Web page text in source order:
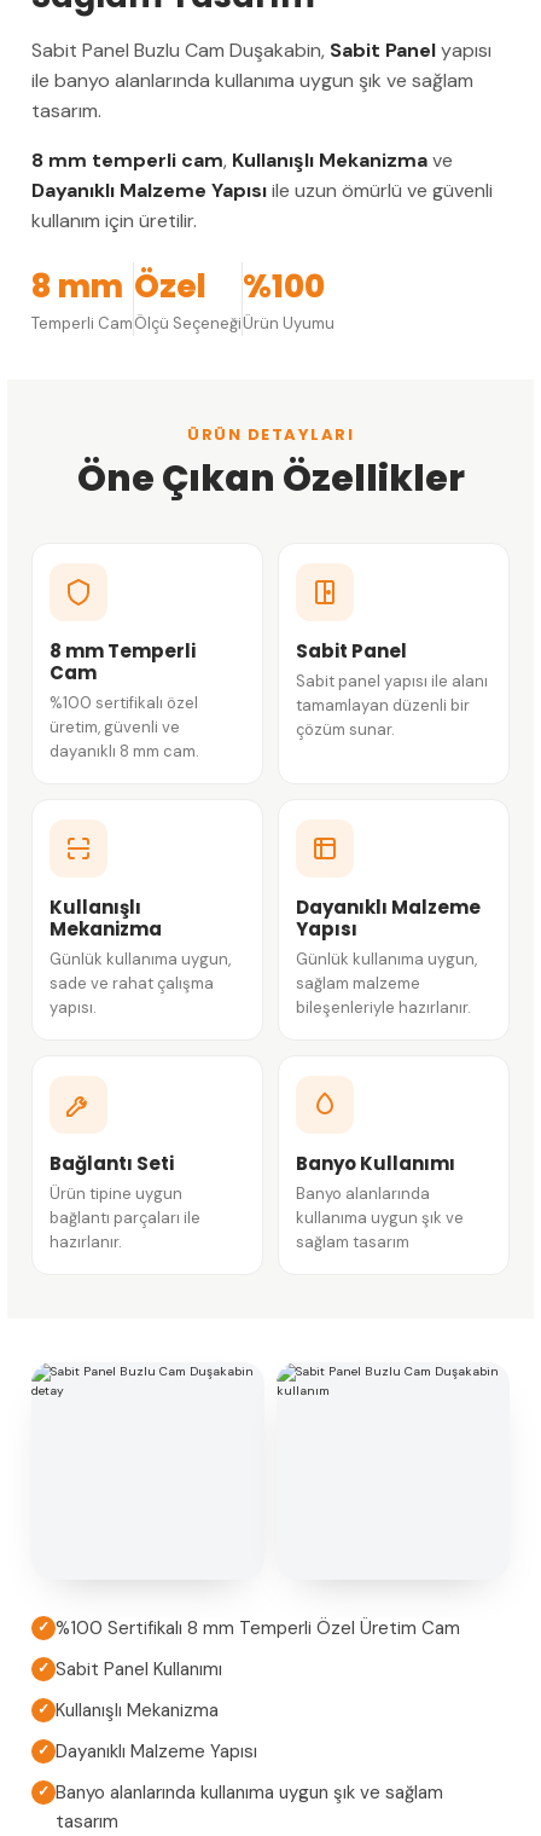
Sabit Panel Buzlu Cam Duşakabin, Sabit Panelyapısı
ile banyo alanlarında kullanıma uygun şık ve sağlam
tasarım.
8 mm temperli cam, Kullanışlı Mekanizmave
Dayanıklı Malzeme Yapısıile uzun ömürlü ve güvenli
kullanım için üretilir.
8 mm
Temperli Cam
Özel
Ölçü Seçeneği
%100
Ürün Uyumu
ÜRÜN DETAYLARI
Öne Çıkan Özellikler
8 mm Temperli
Cam
%100 sertifikalı özel
üretim, güvenli ve
dayanıklı 8 mm cam.
Sabit Panel
Sabit panel yapısı ile alanı
tamamlayan düzenli bir
çözüm sunar.
Kullanışlı
Mekanizma
Günlük kullanıma uygun,
sade ve rahat çalışma
yapısı.
Dayanıklı Malzeme
Yapısı
Günlük kullanıma uygun,
sağlam malzeme
bileşenleriyle hazırlanır.
Bağlantı Seti
Ürün tipine uygun
bağlantı parçaları ile
hazırlanır.
Banyo Kullanımı
Banyo alanlarında
kullanıma uygun şık ve
sağlam tasarım
✓ %100 Sertifikalı 8 mm Temperli Özel Üretim Cam
✓ Sabit Panel Kullanımı
✓ Kullanışlı Mekanizma
✓ Dayanıklı Malzeme Yapısı
✓ Banyo alanlarında kullanıma uygun şık ve sağlam
tasarım